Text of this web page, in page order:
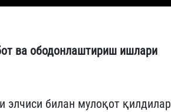
ва ободонлаштириш ишлари
элчиси билан мулоқот қилдилар